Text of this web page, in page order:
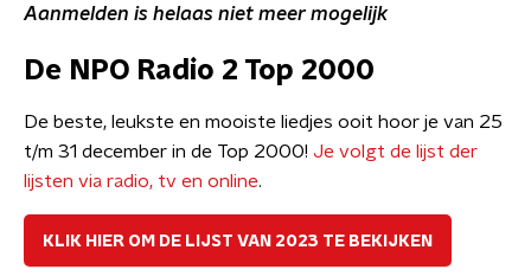
Aanmelden is helaas niet meer mogelijk
De NPO Radio 2 Top 2000
De beste, leukste en mooiste liedjes ooit hoor je van 25
t/m 31 december in de Top 2000! Je volgt de lijst der
lijsten via radio, tv en online.
KLIK HIER OM DE LIJST VAN 2023 TE BEKIJKEN